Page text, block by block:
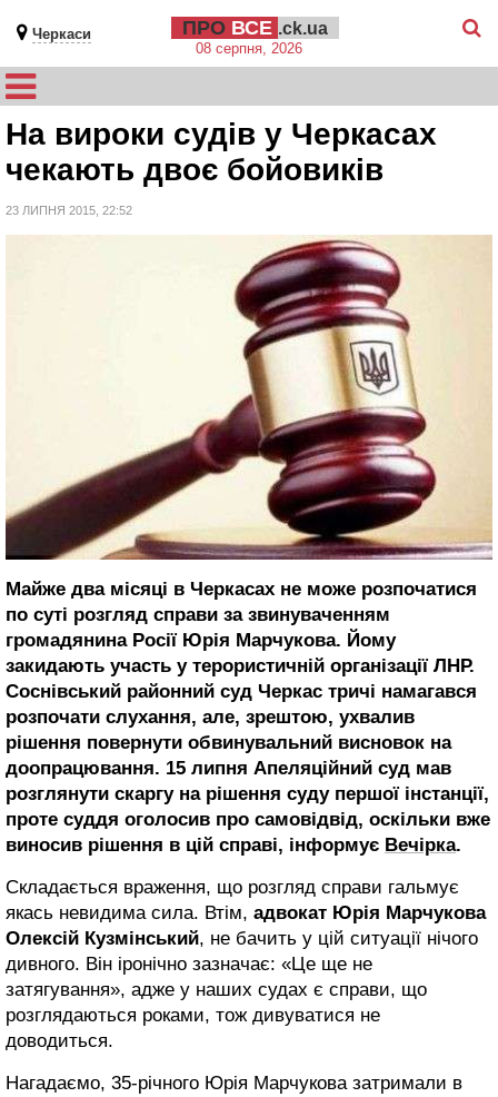
Черкаси ПРО ВСЕ .ck.ua
08 серпня, 2026
На вироки судів у Черкасах
чекають двоє бойовиків
23 ЛИПНЯ 2015, 22:52
Майже два місяці в Черкасах не може розпочатися
по суті розгляд справи за звинуваченням
громадянина Росії Юрія Марчукова. Йому
закидають участь у терористичній організації ЛНР.
Соснівський районний суд Черкас тричі намагався
розпочати слухання, але, зрештою, ухвалив
рішення повернути обвинувальний висновок на
доопрацювання. 15 липня Апеляційний суд мав
розглянути скаргу на рішення суду першої інстанції,
проте суддя оголосив про самовідвід, оскільки вже
виносив рішення в цій справі, інформує Вечірка.
Складається враження, що розгляд справи гальмує
якась невидима сила. Втім, адвокат Юрія Марчукова
Олексій Кузмінський, не бачить у цій ситуації нічого
дивного. Він іронічно зазначає: «Це ще не
затягування», адже у наших судах є справи, що
розглядаються роками, тож дивуватися не
доводиться.
Нагадаємо, 35-річного Юрія Марчукова затримали в